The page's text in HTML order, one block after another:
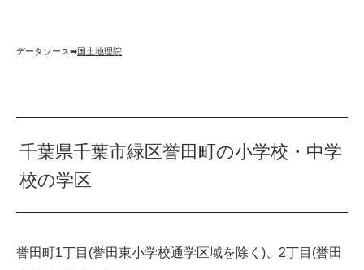
データソース➡︎国土地理院
千葉県千葉市緑区誉田町の小学校・中学
校の学区
誉田町1丁目(誉田東小学校通学区域を除く)、2丁目(誉田